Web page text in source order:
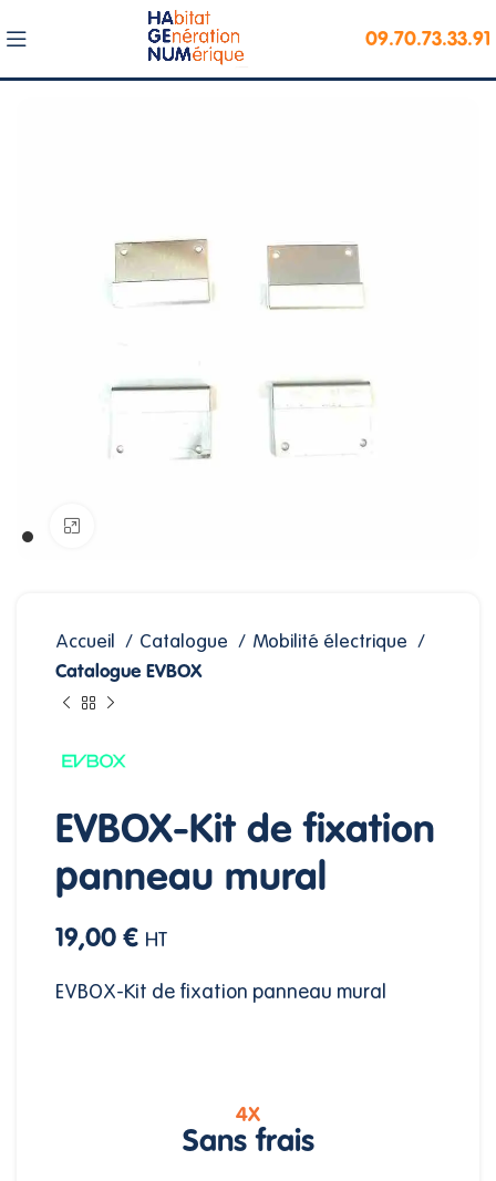
09.70.73.33.91
Accueil Catalogue Mobilité électrique
Catalogue EVBOX
EVBOX-Kit de fixation
panneau mural
19,00 € HT
EVBOX-Kit de fixation panneau mural
4X
Sans frais